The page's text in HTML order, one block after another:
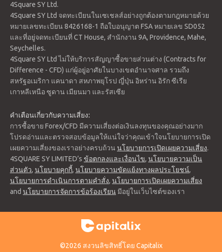
4Square SY Ltd.
4Square SY Ltd จดทะเบียนในเซเชลส์อย่างถูกต้องตามกฎหมายด้วย
หมายเลขทะเบียน 8426168-1 ถือใบอนุญาต FSA หมายเลข SD052
และที่อยู่จดทะเบียนที่ CT House, สำนักงาน 9A, Providence, Mahe,
Seychelles.
4Square SY Ltd ไม่ให้บริการสัญญาซื้อขายส่วนต่าง (Contracts for
Difference - CFD) แก่ผู้อยู่อาศัยในบางเขตอำนาจศาล รวมถึง
สหรัฐอเมริกา แคนาดา สหภาพยุโรป ญี่ปุ่น อิหร่าน อิรัก ซีเรีย
เกาหลีเหนือ ซูดาน เมียนมา และรัสเซีย
คำเตือนเกี่ยวกับความเสี่ยง:
การซื้อขาย Forex/CFD มีความเสี่ยงต่อเงินลงทุนของคุณอย่างมาก
โปรดอ่านและตรวจสอบข้อมูลให้แน่ใจว่าคุณเข้าใจนโยบายการเปิด
เผยความเสี่ยงของเราอย่างครบถ้วน นโยบายการเปิดเผยความเสี่ยง.
4SQUARE SY LIMITED’s ข้อตกลงและเงื่อนไข, นโยบายความเป็น
ส่วนตัว, นโยบายคุกกี้, นโยบายความขัดแย้งทางผลประโยชน์,
นโยบายการดำเนินการตามคำสั่ง, นโยบายการเปิดเผยความเสี่ยง
and นโยบายการจัดการข้อร้องเรียน มีอยู่ในเว็บไซต์ของเรา
©2026 สงวนลิขสิทธิ์โดย Capitalix